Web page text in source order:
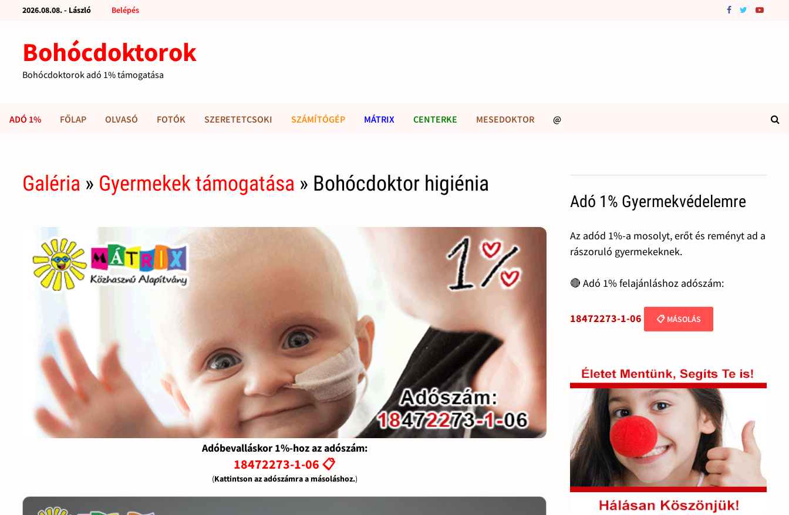
2026.08.08. - László Belépés
Bohócdoktorok
Bohócdoktorok adó 1% támogatása
ADÓ 1% FŐLAP OLVASÓ FOTÓK SZERETETCSOKI SZÁMÍTÓGÉP MÁTRIX CENTERKE MESEDOKTOR @
Galéria » Gyermekek támogatása » Bohócdoktor higiénia
Adóbevalláskor 1%-hoz az adószám:
18472273-1-06 📋
(Kattintson az adószámra a másoláshoz.)
Adó 1% Gyermekvédelemre
Az adód 1%-a mosolyt, erőt és reményt ad a
rászoruló gyermekeknek.
🔴 Adó 1% felajánláshoz adószám:
18472273-1-06 📋 MÁSOLÁS